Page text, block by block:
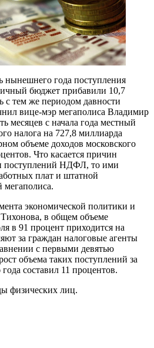
нынешнего года поступления
бюджет прибавили 10,7
с тем же периодом давности
вице-мэр мегаполиса Владимир
месяцев с начала года местный
налога на 727,8 миллиарда
объеме доходов московского
Что касается причин
поступлений НДФЛ, то ими
плат и штатной
мегаполиса.
экономической политики и
в общем объеме
в 91 процент приходится на
за граждан налоговые агенты
с первыми девятью
объема таких поступлений за
составил 11 процентов.
физических лиц.